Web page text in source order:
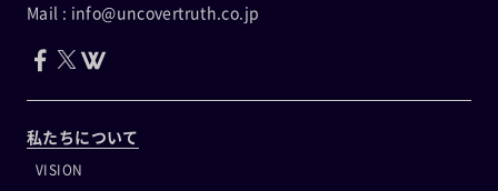
Mail : info@uncovertruth.co.jp
私たちについて
VISION